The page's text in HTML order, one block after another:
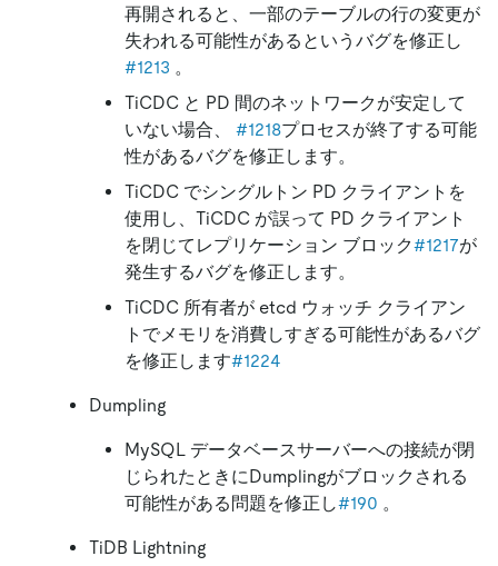
再開されると、一部のテーブルの行の変更が
失われる可能性があるというバグを修正し
#1213 。
TiCDC と PD 間のネットワークが安定して
いない場合、 #1218プロセスが終了する可能
性があるバグを修正します。
TiCDC でシングルトン PD クライアントを
使用し、TiCDC が誤って PD クライアント
を閉じてレプリケーション ブロック#1217が
発生するバグを修正します。
TiCDC 所有者が etcd ウォッチ クライアン
トでメモリを消費しすぎる可能性があるバグ
を修正します#1224
Dumpling
MySQL データベースサーバーへの接続が閉
じられたときにDumplingがブロックされる
可能性がある問題を修正し#190 。
TiDB Lightning